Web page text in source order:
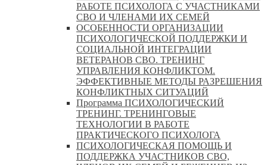
РАБОТЕ ПСИХОЛОГА С УЧАСТНИКАМИ
СВО И ЧЛЕНАМИ ИХ СЕМЕЙ
ОСОБЕННОСТИ ОРГАНИЗАЦИИ
ПСИХОЛОГИЧЕСКОЙ ПОДДЕРЖКИ И
СОЦИАЛЬНОЙ ИНТЕГРАЦИИ
ВЕТЕРАНОВ СВО. ТРЕНИНГ
УПРАВЛЕНИЯ КОНФЛИКТОМ.
ЭФФЕКТИВНЫЕ МЕТОДЫ РАЗРЕШЕНИЯ
КОНФЛИКТНЫХ СИТУАЦИЙ
Программа ПСИХОЛОГИЧЕСКИЙ
ТРЕНИНГ. ТРЕНИНГОВЫЕ
ТЕХНОЛОГИИ В РАБОТЕ
ПРАКТИЧЕСКОГО ПСИХОЛОГА
ПСИХОЛОГИЧЕСКАЯ ПОМОЩЬ И
ПОДДЕРЖКА УЧАСТНИКОВ СВО,